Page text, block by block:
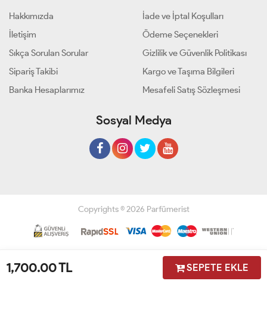
1,700.00TL SEPETE EKLE
Hakkımızda
İletişim
Sıkça Sorulan Sorular
Sipariş Takibi
Banka Hesaplarımız
İade ve İptal Koşulları
Ödeme Seçenekleri
Gizlilik ve Güvenlik Politikası
Kargo ve Taşıma Bilgileri
Mesafeli Satış Sözleşmesi
Sosyal Medya
Copyrights © 2026 Parfümerist
Geliştir - powered by innovation
Sipariş Takibi İletişim